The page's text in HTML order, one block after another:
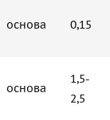
основа 0,15
основа
1,5-
2,5